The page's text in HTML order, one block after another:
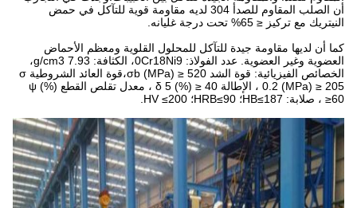
أن الصلب المقاوم للصدأ 304 لديه مقاومة قوية للتآكل في حمض
النيتريك مع تركيز ≤ 65% تحت درجة غليانه.
كما أن لديها مقاومة جيدة للتآكل للمحلول القلوية ومعظم الأحماض
العضوية وغير العضوية. عدد الفولاذ: 0Cr18Ni9، الكثافة: 7.93 g/cm3،
الخصائص الفيزيائية: قوة الشد σb (MPa) ≥ 520،قوة العائد الشروطية σ
0.2 (MPa) ≥ 205 ، الإطالة δ 5 (%) ≥ 40 ، معدل تقلص القطع ψ (%)
≥60 ، صلابة: HB≤187؛ HRB≤90؛ HV ≤200.